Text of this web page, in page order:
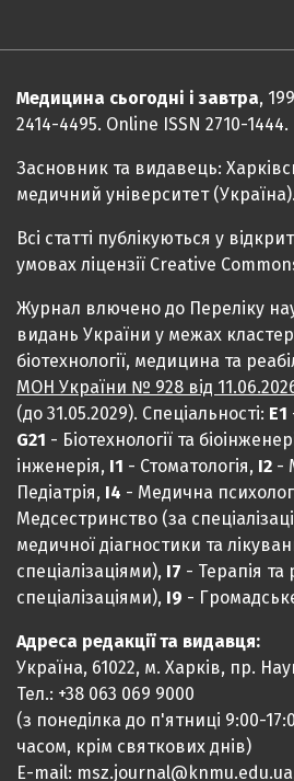
Медицина сьогодні і завтра,
2414-4495. Online ISSN 2710-1444.
Засновник та видавець:
медичний університет (Україна).
Всі статті публікуються у
умовах ліцензії Creative
Журнал влючено до Переліку
видань України у межах
біотехнології, медицина та
МОН України № 928 від
(до 31.05.2029). Спеціальності: Е1
G21 - Біотехнології та
інженерія, I1 - Стоматологія, I2 -
Педіатрія, I4 - Медична
Медсестринство (за
медичної діагностики та
спеціалізаціями), I7 - Терапія та
спеціалізаціями), I9 -
Адреса редакції та видавця:
Україна, 61022, м. Харків, пр.
Тел.: +38 063 069 9000
(з понеділка до п'ятниці 9:00-
часом, крім святкових днів)
E-mail: